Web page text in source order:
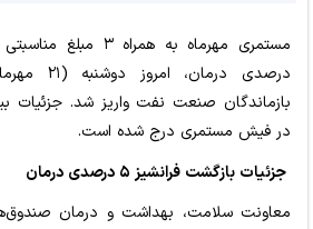
درصدی
بازماندگان صنعت نفت واریز شد. جزئیات
در فیش مستمری درج شده است.
جزئیات بازگشت فرانشیز ۵ درصدی درمان
معاونت سلامت، بهداشت و درمان